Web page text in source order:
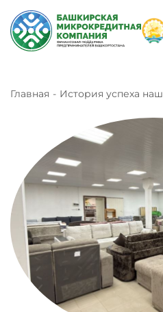
Главная История успеха